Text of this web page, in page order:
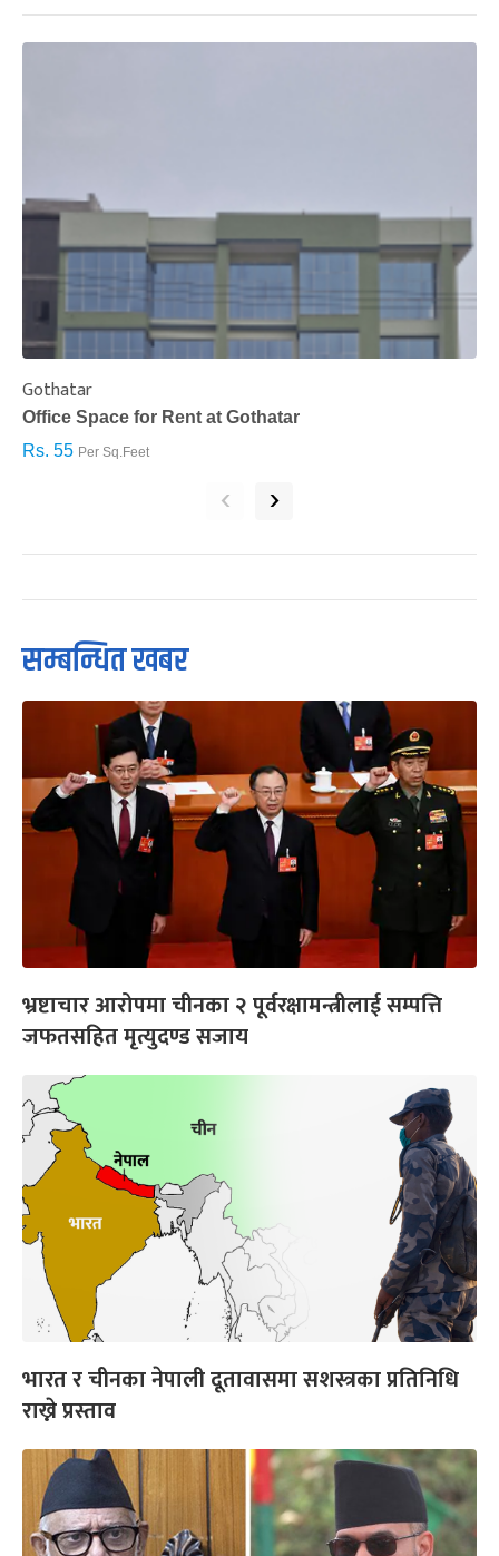
Gothatar
Office Space for Rent at Gothatar
Rs. 55 Per Sq.Feet
‹ ›
सम्बन्धित खबर
भ्रष्टाचार आरोपमा चीनका २ पूर्वरक्षामन्त्रीलाई सम्पत्ति
जफतसहित मृत्युदण्ड सजाय
भारत र चीनका नेपाली दूतावासमा सशस्त्रका प्रतिनिधि
राख्ने प्रस्ताव